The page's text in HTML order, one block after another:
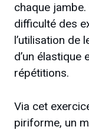
chaque
difficulté des
l’utilisation de
d’un élastique
répétitions.
Via cet
piriforme, un